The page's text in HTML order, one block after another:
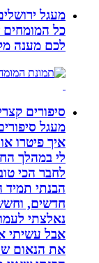
מעגל ירושלים
כל המומחים של
לכם מענה מקצועי
סיפורים קצרים
מעגל סיפורים
איך פיטרו אולי
לי במהלך
לחבר הכי טוב
הבנתי תמיד
חדשים, וחששתי
נאלצתי לעמוד
אבל עשיתי את
את הנאום שלי,